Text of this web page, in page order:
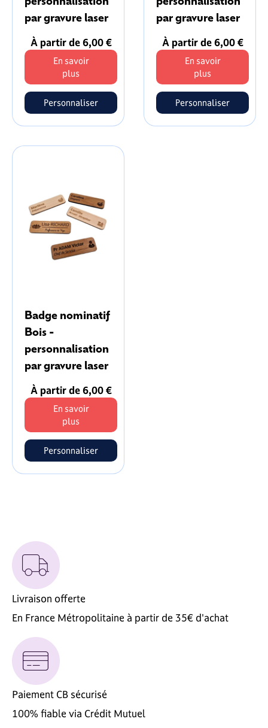
par gravure laser
À partir de 6,00 €
En savoir
plus
Personnaliser
par gravure laser
À partir de 6,00 €
En savoir
plus
Personnaliser
Badge nominatif
Bois -
personnalisation
par gravure laser
À partir de 6,00 €
En savoir
plus
Personnaliser
Livraison offerte
En France Métropolitaine à partir de 35€ d'achat
Paiement CB sécurisé
100% fiable via Crédit Mutuel